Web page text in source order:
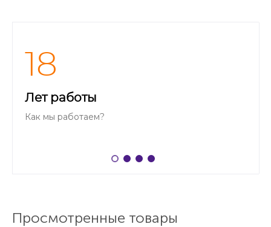
18
Лет работы
Как мы работаем?
Просмотренные товары